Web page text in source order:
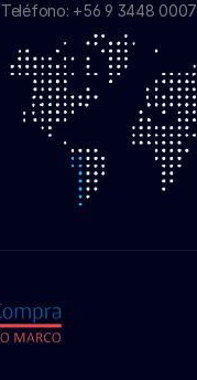
Teléfono: +56 9 3448 0007